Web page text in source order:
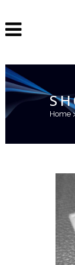
Home